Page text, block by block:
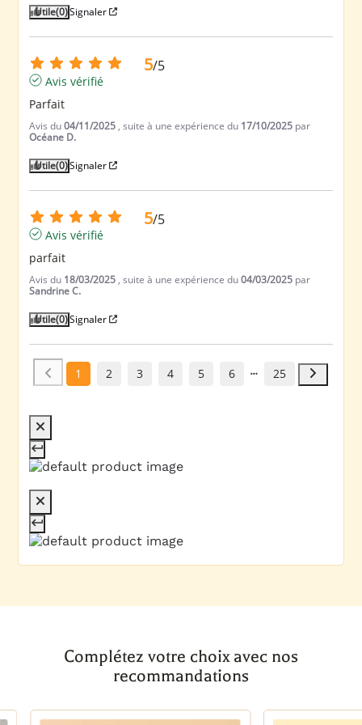
Utile(0)Signaler
5/5
Avis vérifié
Parfait
Avis du04/11/2025 , suite à une expérience du 17/10/2025 par
Océane D.
Utile(0)Signaler
5/5
Avis vérifié
parfait
Avis du 18/03/2025 , suite à une expérience du04/03/2025 par
Sandrine C.
Utile(0)Signaler
1 2 3 4 5 6 25
Complétez votre choix avec nos
recommandations